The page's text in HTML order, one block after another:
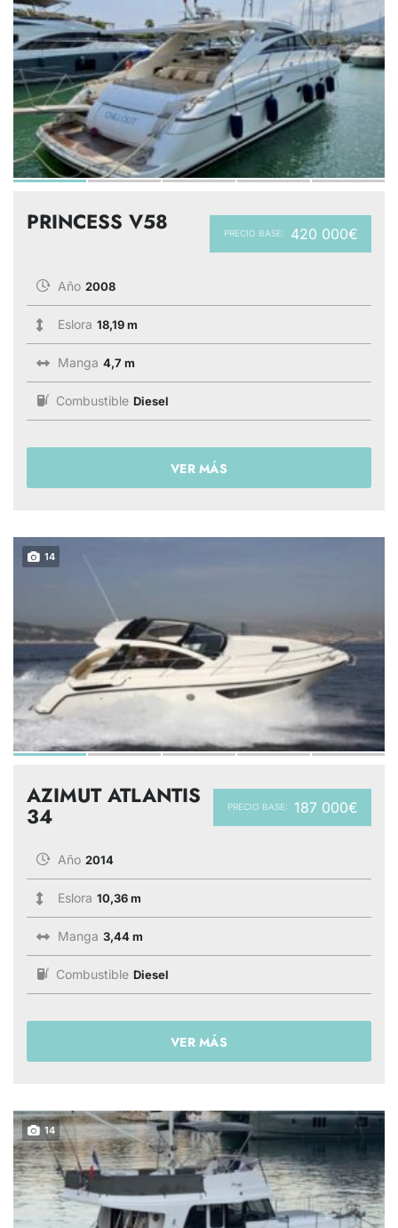
PRECIO BASE: 420 000€
PRINCESS V58
Año 2008
Eslora 18,19 m
Manga 4,7 m
Combustible Diesel
VER MÁS
14
PRECIO BASE: 187 000€
AZIMUT ATLANTIS
34
Año 2014
Eslora 10,36 m
Manga 3,44 m
Combustible Diesel
VER MÁS
14